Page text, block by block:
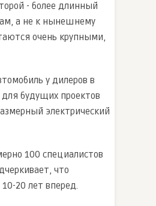
- более длинный
а не к нынешнему
очень крупными,
у дилеров в
будущих проектов
электрический
100 специалистов
что
20 лет вперед.